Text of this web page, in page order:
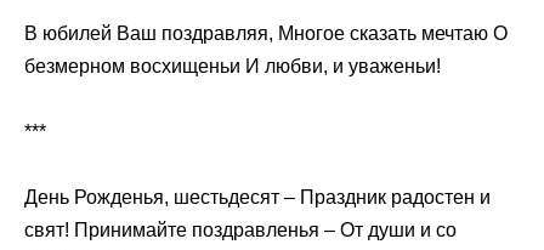
В юбилей Ваш поздравляя, Многое сказать мечтаю О
безмерном восхищеньи И любви, и уваженьи!
***
День Рожденья, шестьдесят – Праздник радостен и
свят! Принимайте поздравленья – От души и со